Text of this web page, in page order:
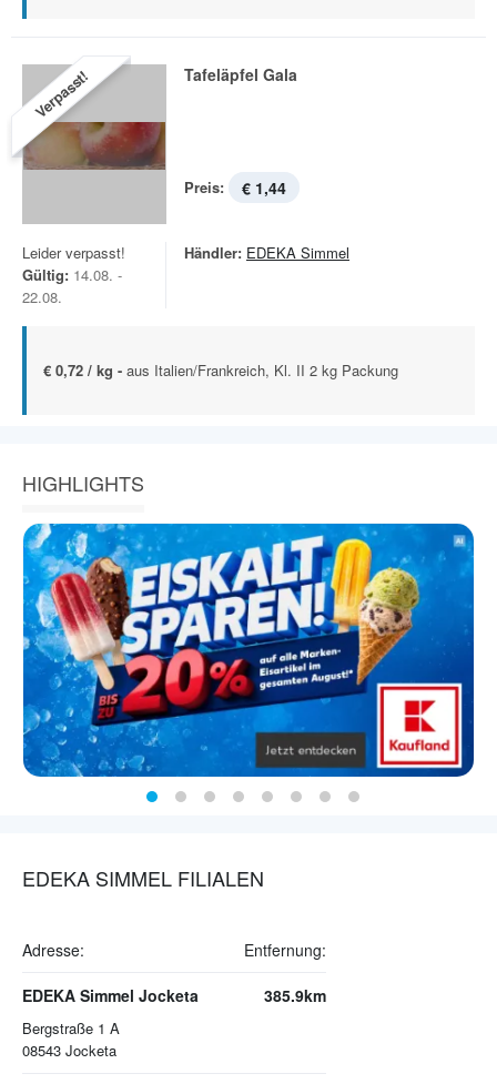
Verpasst! Tafeläpfel Gala
Preis: € 1,44
Leider verpasst!
Gültig: 14.08. -
22.08.
Händler: EDEKA Simmel
€ 0,72 / kg - aus Italien/Frankreich, Kl. II 2 kg Packung
HIGHLIGHTS
EDEKA SIMMEL FILIALEN
Adresse: Entfernung:
EDEKA Simmel Jocketa
Bergstraße 1 A
08543 Jocketa
385.9km